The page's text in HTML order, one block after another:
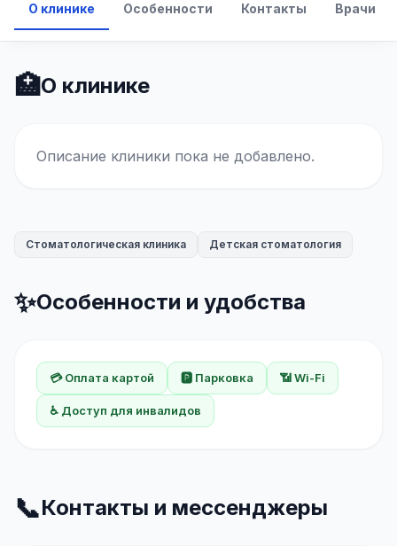
О клинике Особенности Контакты Врачи
🏥О клинике
Описание клиники пока не добавлено.
Стоматологическая клиника Детская стоматология
✨Особенности и удобства
💳 Оплата картой 🅿️ Парковка 📶 Wi-Fi
♿ Доступ для инвалидов
📞Контакты и мессенджеры